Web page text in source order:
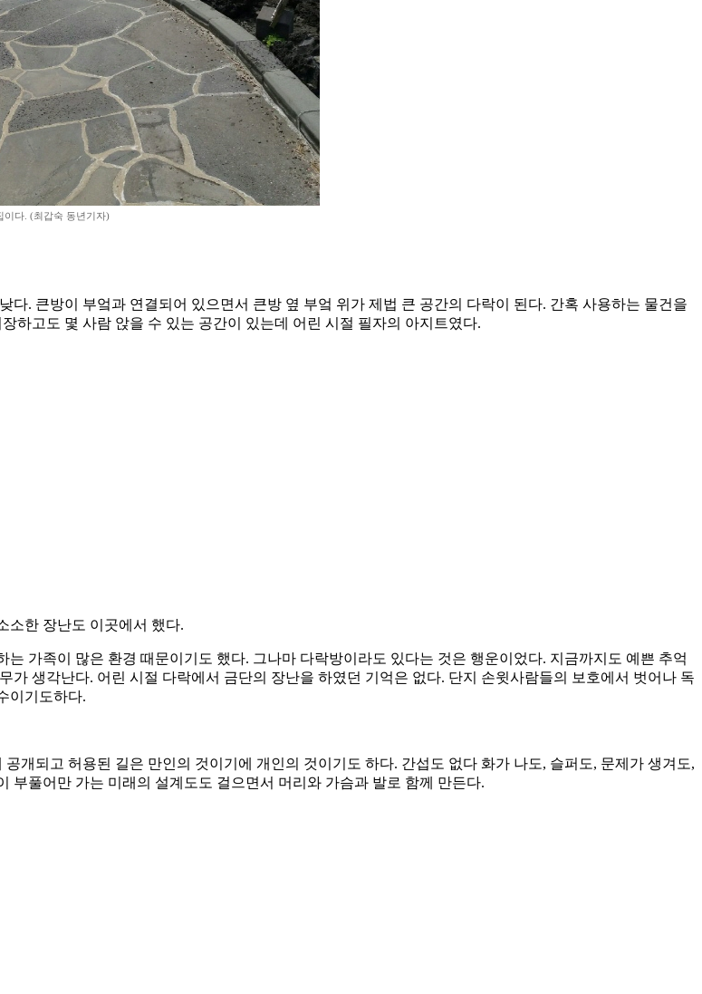
다. (최갑숙 동년기자)
. 큰방이 부엌과 연결되어 있으면서 큰방 옆 부엌 위가 제법 큰 공간의 다락이 된다. 간혹 사용하는 물건을
하고도 몇 사람 앉을 수 있는 공간이 있는데 어린 시절 필자의 아지트였다.
소한 장난도 이곳에서 했다.
가족이 많은 환경 때문이기도 했다. 그나마 다락방이라도 있다는 것은 행운이었다. 지금까지도 예쁜 추억
생각난다. 어린 시절 다락에서 금단의 장난을 하였던 기억은 없다. 단지 손윗사람들의 보호에서 벗어나 독
이기도하다.
개되고 허용된 길은 만인의 것이기에 개인의 것이기도 하다. 간섭도 없다 화가 나도, 슬퍼도, 문제가 생겨도,
부풀어만 가는 미래의 설계도도 걸으면서 머리와 가슴과 발로 함께 만든다.